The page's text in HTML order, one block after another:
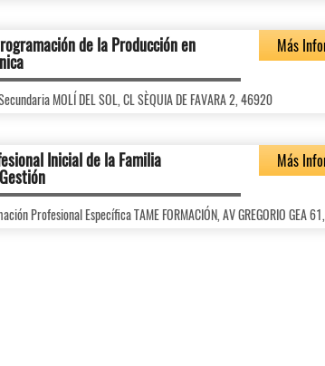
de la Producción en Más
MOLÍ DEL SOL, CL SÈQUIA DE FAVARA 2, 46920
Inicial de la Familia Más
Profesional Específica TAME FORMACIÓN, AV GREGORIO GEA